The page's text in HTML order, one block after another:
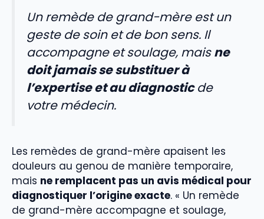
Un remède de grand-mère est un
geste de soin et de bon sens. Il
accompagne et soulage, maisne
doit jamais se substituer à
l’expertise et au diagnosticde
votre médecin.
Les remèdes de grand-mère apaisent les
douleurs au genou de manière temporaire,
mais ne remplacent pas un avis médical pour
diagnostiquer l’origine exacte. « Un remède
de grand-mère accompagne et soulage,